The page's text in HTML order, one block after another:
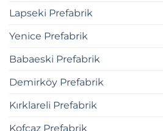
Lapseki Prefabrik
Yenice Prefabrik
Babaeski Prefabrik
Demirköy Prefabrik
Kırklareli Prefabrik
Kofçaz Prefabrik